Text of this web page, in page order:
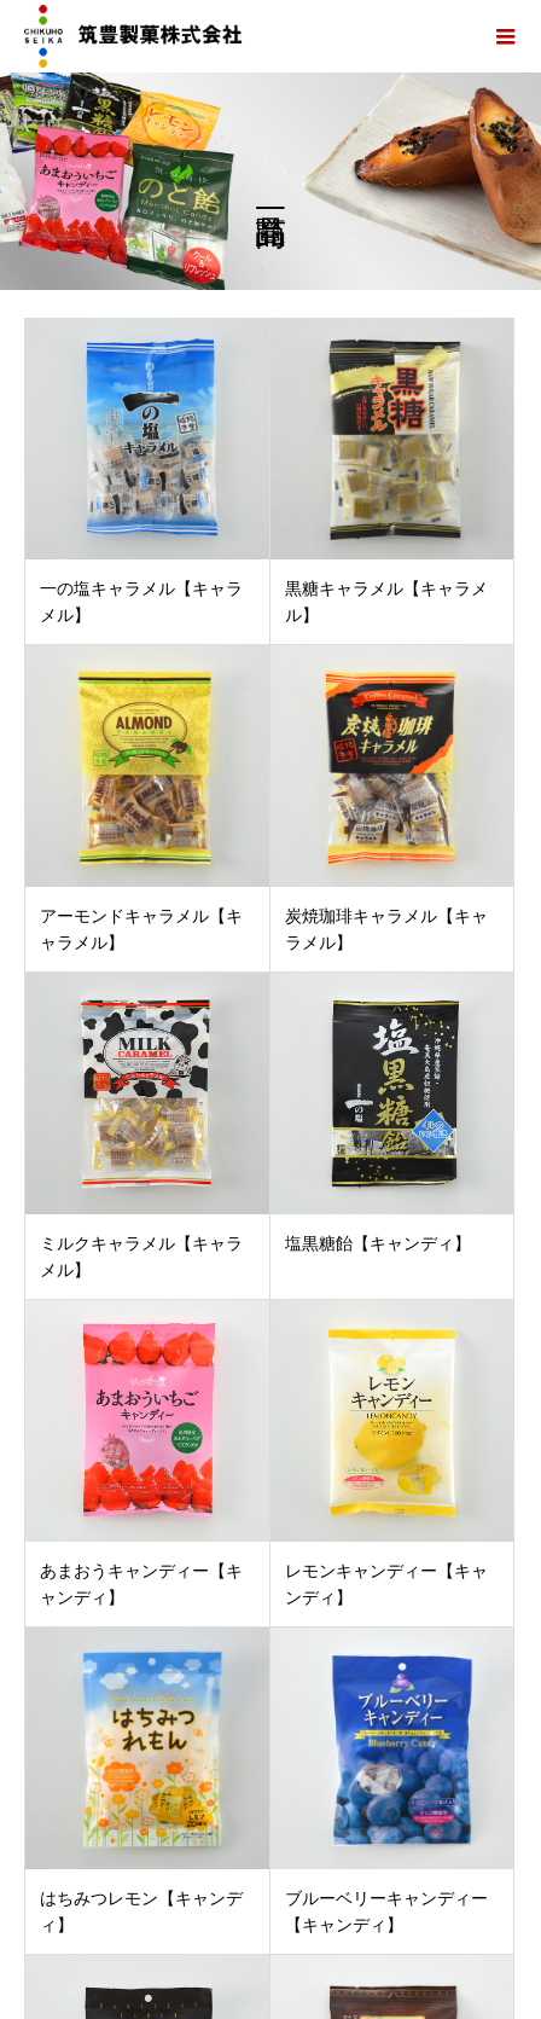
一の塩キャラメル【キャラ
メル】
黒糖キャラメル【キャラメ
ル】
アーモンドキャラメル【キ
ャラメル】
炭焼珈琲キャラメル【キャ
ラメル】
ミルクキャラメル【キャラ
メル】
塩黒糖飴【キャンディ】
あまおうキャンディー【キ
ャンディ】
レモンキャンディー【キャ
ンディ】
はちみつレモン【キャンデ
ィ】
ブルーベリーキャンディー
【キャンディ】